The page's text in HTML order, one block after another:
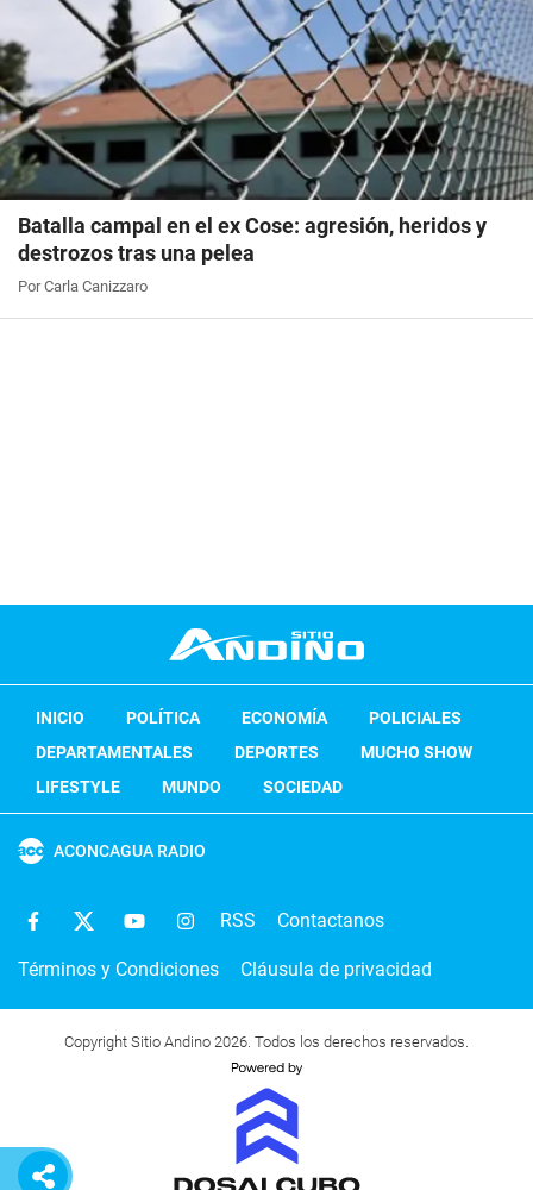
Batalla campal en el ex Cose: agresión, heridos y
destrozos tras una pelea
Por Carla Canizzaro
INICIO POLÍTICA ECONOMÍA
POLICIALES
DEPARTAMENTALES
DEPORTES
MUCHO SHOW
LIFESTYLE
MUNDO SOCIEDAD
ACONCAGUA RADIO
RSS Contactanos
Términos y Condiciones Cláusula de privacidad
Copyright Sitio Andino 2026. Todos los derechos reservados.